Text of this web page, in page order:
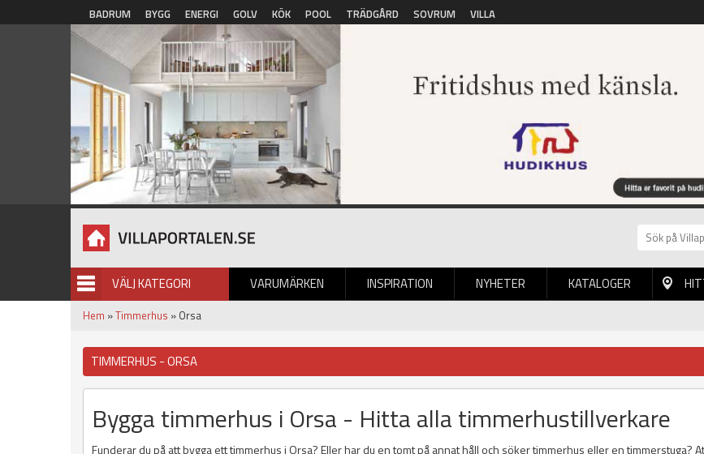
Hoppa till huvudinnehåll
BADRUM BYGG ENERGI GOLV KÖK POOL TRÄDGÅRD SOVRUM VILLA
VÄLJ KATEGORI VARUMÄRKEN INSPIRATION NYHETER
BILDGALLERI KATALOGER
Hem »Timmerhus » Orsa
TIMMERHUS - ORSA
Bygga timmerhus i Orsa - Hitta alla timmerhustillverkare
Funderar du på att bygga ett timmerhus i Orsa? Eller har du en tomt på annat håll och söker timmerhus eller en timmerstuga?